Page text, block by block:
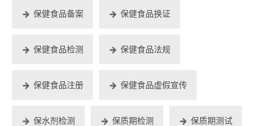
保健食品备案 保健食品换证
保健食品检测 保健食品法规
保健食品注册 保健食品虚假宣传
保水剂检测 保质期检测 保质期测试